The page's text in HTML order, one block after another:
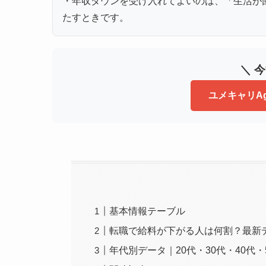
たすときです。
＼
ユメキャリ
基本情報テーブル
転職で給料が下がる人は何割？最新
年代別データ｜20代・30代・40代